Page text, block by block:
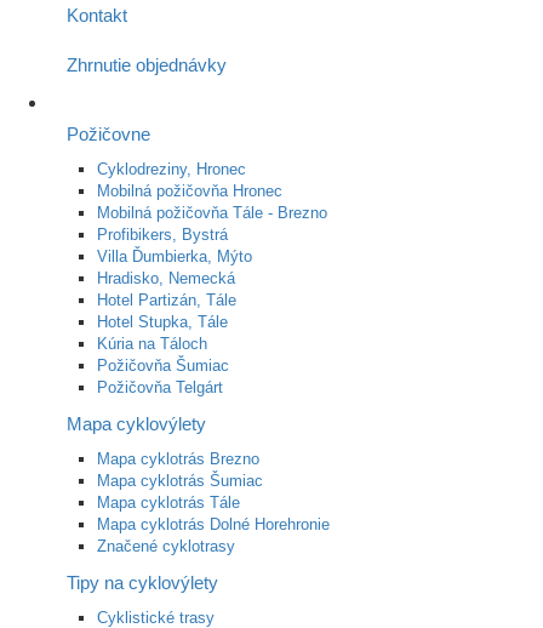
Kontakt
Zhrnutie objednávky
Požičovne
Cyklodreziny, Hronec
Mobilná požičovňa Hronec
Mobilná požičovňa Tále - Brezno
Profibikers, Bystrá
Villa Ďumbierka, Mýto
Hradisko, Nemecká
Hotel Partizán, Tále
Hotel Stupka, Tále
Kúria na Táloch
Požičovňa Šumiac
Požičovňa Telgárt
Mapa cyklovýlety
Mapa cyklotrás Brezno
Mapa cyklotrás Šumiac
Mapa cyklotrás Tále
Mapa cyklotrás Dolné Horehronie
Značené cyklotrasy
Tipy na cyklovýlety
Cyklistické trasy